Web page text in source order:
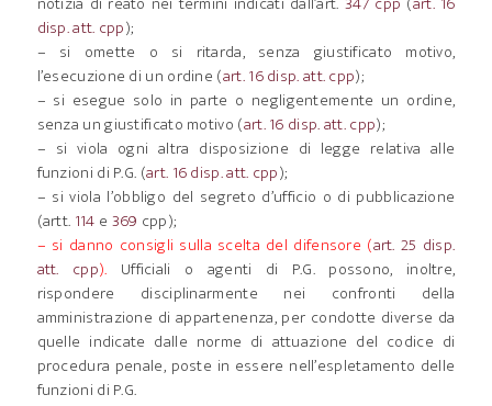
disp. att. cpp);
– si omette o si ritarda, senza giustificato motivo,
l’esecuzione di un ordine (art. 16 disp. att. cpp);
– si esegue solo in parte o negligentemente un ordine,
senza un giustificato motivo (art. 16 disp. att. cpp);
– si viola ogni altra disposizione di legge relativa alle
funzioni di P.G. (art. 16 disp. att. cpp);
– si viola l’obbligo del segreto d’ufficio o di pubblicazione
(artt. 114 e 369 cpp);
– si danno consigli sulla scelta del difensore (art. 25 disp.
att. cpp). Ufficiali o agenti di P.G. possono, inoltre,
rispondere disciplinarmente nei confronti della
amministrazione di appartenenza, per condotte diverse da
quelle indicate dalle norme di attuazione del codice di
procedura penale, poste in essere nell’espletamento delle
funzioni di P.G.